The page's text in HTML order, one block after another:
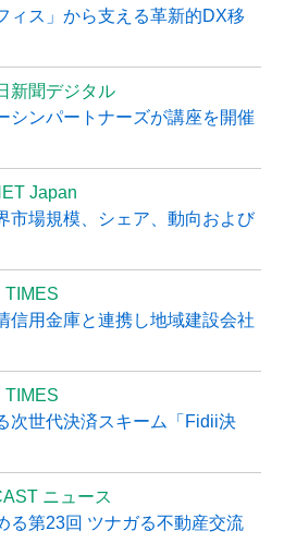
ィス」から支える革新的DX移
新聞デジタル
シンパートナーズが講座を開催
Japan
市場規模、シェア、動向および
TIMES
信用金庫と連携し地域建設会社
TIMES
次世代決済スキーム「Fidii決
ニュース
る第23回 ツナガる不動産交流